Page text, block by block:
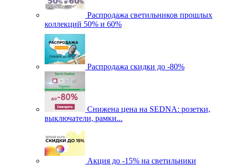
Распродажа светильников прошлых
коллекций 50% и 60%
Распродажа скидки до -80%
Cнижена цена на SEDNA: розетки,
выключатели, рамки...
Акция до -15% на светильники